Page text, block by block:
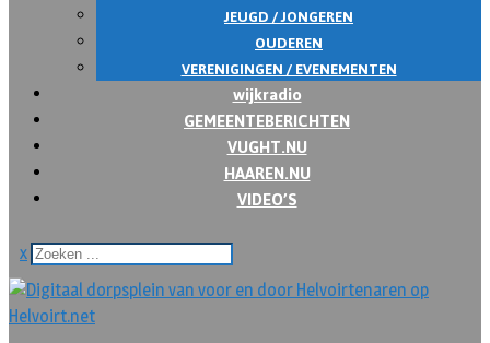
JEUGD / JONGEREN
OUDEREN
VERENIGINGEN / EVENEMENTEN
wijkradio
GEMEENTEBERICHTEN
VUGHT.NU
HAAREN.NU
VIDEO’S
x